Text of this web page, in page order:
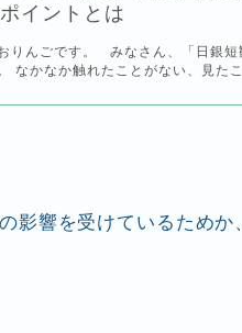
イントとは
りんごです。 みなさん、「日銀短
なかなか触れたことがない、見た
影響を受けているためか